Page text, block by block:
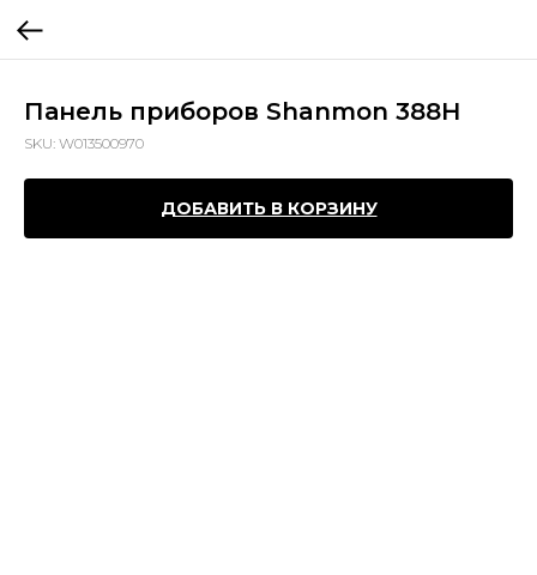
Панель приборов Shanmon 388H
SKU: W013500970
ДОБАВИТЬ В КОРЗИНУ